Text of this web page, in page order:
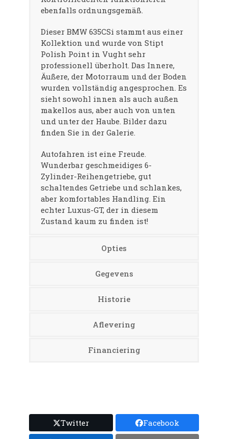
ebenfalls ordnungsgemäß.
Dieser BMW 635CSi stammt aus einer
Kollektion und wurde von Stipt
Polish Point in Vught sehr
professionell überholt. Das Innere,
Äußere, der Motorraum und der Boden
wurden vollständig angesprochen. Es
sieht sowohl innen als auch außen
makellos aus, aber auch von unten
und unter der Haube. Bilder dazu
finden Sie in der Galerie.
Autofahren ist eine Freude.
Wunderbar geschmeidiges 6-
Zylinder-Reihengetriebe, gut
schaltendes Getriebe und schlankes,
aber komfortables Handling. Ein
echter Luxus-GT, der in diesem
Zustand kaum zu finden ist!
Opties
Gegevens
Historie
Aflevering
Financiering
Twitter
Facebook